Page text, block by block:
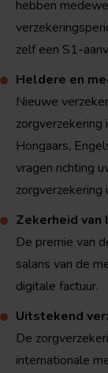
hebben
zelf een S1-
Heldere en
Nieuwe
zorgverzekering
Hongaars,
vragen richting
zorgverzekering
Zekerheid van
De premie van
salaris van de
digitale factuur.
Uitstekend
De
internationale